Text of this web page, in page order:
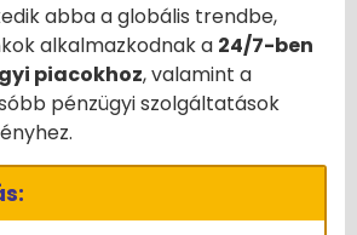
abba a globális trendbe,
alkalmazkodnak a 24/7-ben
piacokhoz, valamint a
pénzügyi szolgáltatások